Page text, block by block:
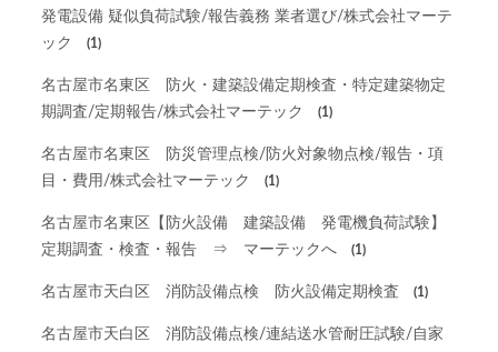
発電設備 疑似負荷試験/報告義務 業者選び/株式会社マーテ
ック
(1)
名古屋市名東区 防火・建築設備定期検査・特定建築物定
期調査/定期報告/株式会社マーテック
(1)
名古屋市名東区 防災管理点検/防火対象物点検/報告・項
目・費用/株式会社マーテック
(1)
名古屋市名東区【防火設備 建築設備 発電機負荷試験】
定期調査・検査・報告 ⇒ マーテックへ
(1)
名古屋市天白区 消防設備点検 防火設備定期検査 (1)
名古屋市天白区 消防設備点検/連結送水管耐圧試験/自家